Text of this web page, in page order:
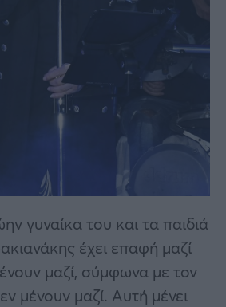
γυναίκα του και τα παιδιά
έχει επαφή μαζί
μαζί, σύμφωνα με τον
μένουν μαζί. Αυτή μένει